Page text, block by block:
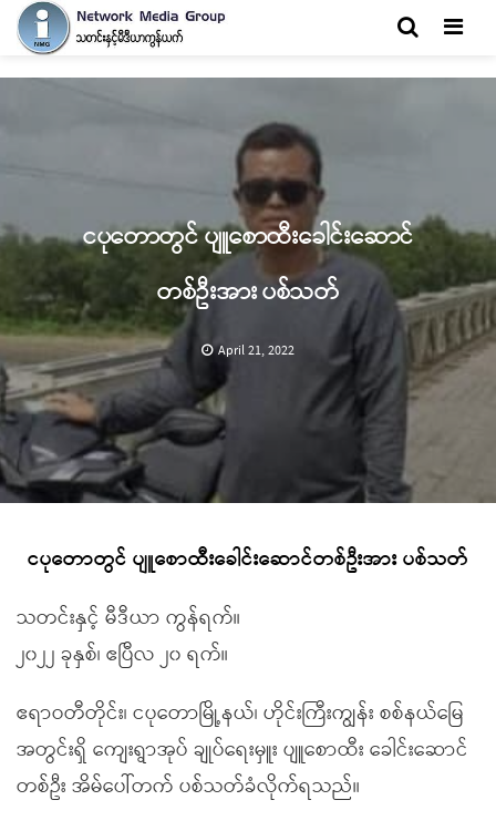
ငပုတောတွင် ပျူစောထီးခေါင်းဆောင်
တစ်ဦးအား ပစ်သတ်
April 21, 2022
ငပုတောတွင် ပျူစောထီးခေါင်းဆောင်တစ်ဦးအား ပစ်သတ်
သတင်းနှင့် မီဒီယာ ကွန်ရက်။
၂၀၂၂ ခုနှစ်၊ ဧပြီလ ၂၀ ရက်။
ဧရာဝတီတိုင်း၊ ငပုတောမြို့နယ်၊ ဟိုင်းကြီးကျွန်း စစ်နယ်မြေ
အတွင်းရှိ ကျေးရွာအုပ် ချုပ်ရေးမှူး ပျူစောထီး ခေါင်းဆောင်
တစ်ဦး အိမ်ပေါ်တက် ပစ်သတ်ခံလိုက်ရသည်။